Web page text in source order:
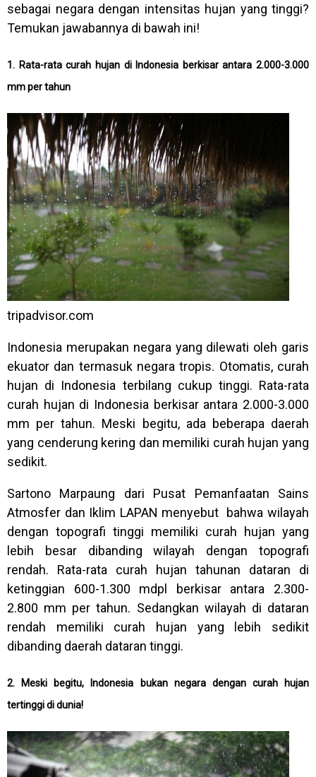
sebagai negara dengan intensitas hujan yang tinggi?
Temukan jawabannya di bawah ini!
1. Rata-rata curah hujan di Indonesia berkisar antara 2.000-3.000
mm per tahun
tripadvisor.com
Indonesia merupakan negara yang dilewati oleh garis
ekuator dan termasuk negara tropis. Otomatis, curah
hujan di Indonesia terbilang cukup tinggi. Rata-rata
curah hujan di Indonesia berkisar antara 2.000-3.000
mm per tahun. Meski begitu, ada beberapa daerah
yang cenderung kering dan memiliki curah hujan yang
sedikit.
Sartono Marpaung dari Pusat Pemanfaatan Sains
Atmosfer dan Iklim LAPAN menyebut bahwa wilayah
dengan topografi tinggi memiliki curah hujan yang
lebih besar dibanding wilayah dengan topografi
rendah. Rata-rata curah hujan tahunan dataran di
ketinggian 600-1.300 mdpl berkisar antara 2.300-
2.800 mm per tahun. Sedangkan wilayah di dataran
rendah memiliki curah hujan yang lebih sedikit
dibanding daerah dataran tinggi.
2. Meski begitu, Indonesia bukan negara dengan curah hujan
tertinggi di dunia!